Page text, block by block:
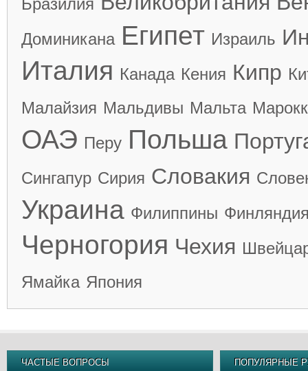
Бразилия
Доминикана Египет Израиль
Италия Канада Кения Кипр
Малайзия Мальдивы Мальта
ОАЭ Перу Польша
Сингапур Сирия Словакия
Украина Филиппины
Черногория Чехия
Ямайка Япония
ЧАСТЫЕ ВОПРОСЫ ПОПУЛЯРНЫЕ